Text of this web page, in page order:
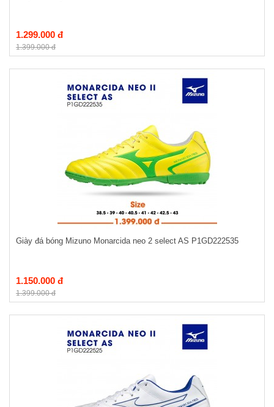
1.299.000 đ
1.399.000 đ
Giày đá bóng Mizuno Monarcida neo 2 select AS P1GD222535
1.150.000 đ
1.399.000 đ